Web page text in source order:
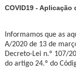
COVID19 - Aplicação
Informamos que as
A/2020 de 13 de
Decreto-Lei n.º 107/
do artigo 24.º do